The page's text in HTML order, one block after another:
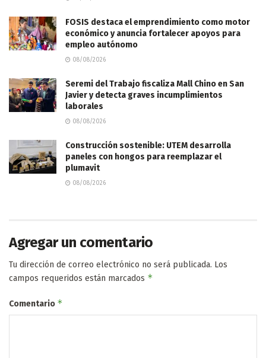
FOSIS destaca el emprendimiento como motor
económico y anuncia fortalecer apoyos para
empleo autónomo
08/08/2026
Seremi del Trabajo fiscaliza Mall Chino en San
Javier y detecta graves incumplimientos
laborales
08/08/2026
Construcción sostenible: UTEM desarrolla
paneles con hongos para reemplazar el
plumavit
08/08/2026
Agregar un comentario
Tu dirección de correo electrónico no será publicada. Los
campos requeridos están marcados *
Comentario *